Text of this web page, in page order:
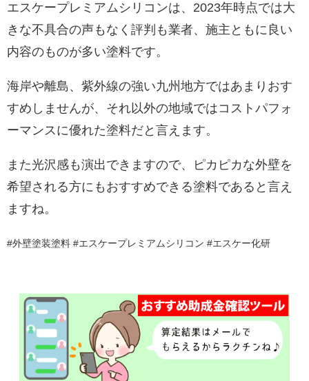
エスケープレミアムシリコンは、2023年時点では大
きな不具合の声もなく評判も業者、施主ともに良い
内容のものが多い塗料です。
海岸や離島、紫外線の強い九州地方ではあまりおす
すめしませんが、それ以外の地域ではコストパフォ
ーマンスに優れた塗料だと言えます。
また光沢感も演出できますので、ピカピカな外壁を
希望される方にもおすすめできる塗料であると言え
ますね。
#外壁塗装塗料 #エスケープレミアムシリコン #エスケー化研